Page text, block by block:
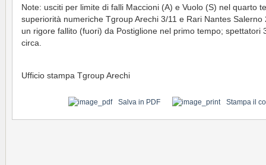
Note: usciti per limite di falli Maccioni (A) e Vuolo (S) nel quarto
superiorità numeriche Tgroup Arechi 3/11 e Rari Nantes Salerno
un rigore fallito (fuori) da Postiglione nel primo tempo; spettatori
circa.
Ufficio stampa Tgroup Arechi
Salva in PDF Stampa il